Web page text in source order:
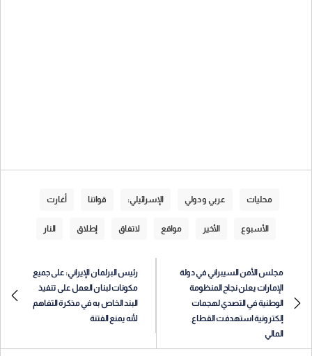
محليات عربي و دولي الإسرائيلي: قواتنا أغارت
الأسبوع الأخير مواقع لاتفاق إطلاق النار
مجلس الأمن السيبراني في دولة
الإمارات يعلن نجاح المنظومة
الوطنية في التصدي لهجمات
إلكترونية استهدفت القطاع
المالي
رئيس البرلمان الإيراني: على جميع
مكونات لبنان العمل على تنفيذ
البند الخاص به في مذكرة التفاهم
لأنه يمنع الفتنة